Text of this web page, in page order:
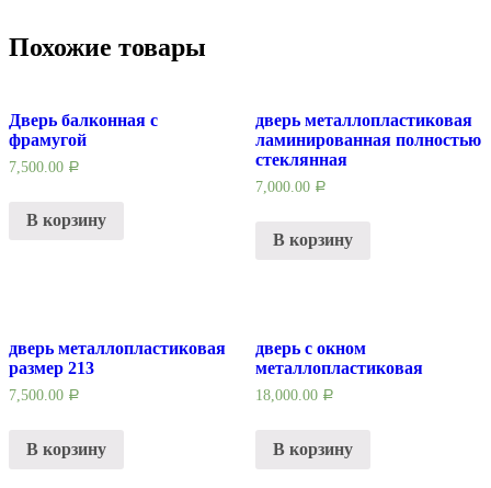
Похожие товары
Дверь балконная с
фрамугой
7,500.00 Р
В корзину
дверь металлопластиковая
ламинированная полностью
стеклянная
7,000.00 Р
В корзину
дверь металлопластиковая
размер 213
7,500.00 Р
В корзину
дверь с окном
металлопластиковая
18,000.00 Р
В корзину